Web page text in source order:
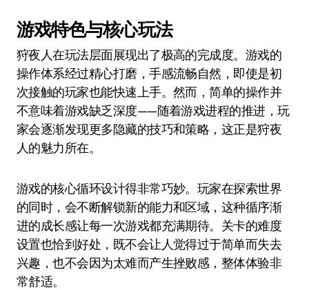
游戏特色与核心玩法
狩夜人在玩法层面展现出了极高的完成度。游戏的
操作体系经过精心打磨，手感流畅自然，即使是初
次接触的玩家也能快速上手。然而，简单的操作并
不意味着游戏缺乏深度——随着游戏进程的推进，玩
家会逐渐发现更多隐藏的技巧和策略，这正是狩夜
人的魅力所在。
游戏的核心循环设计得非常巧妙。玩家在探索世界
的同时，会不断解锁新的能力和区域，这种循序渐
进的成长感让每一次游戏都充满期待。关卡的难度
设置也恰到好处，既不会让人觉得过于简单而失去
兴趣，也不会因为太难而产生挫败感，整体体验非
常舒适。